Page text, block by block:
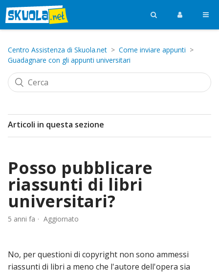
Centro Assistenza di Skuola.net
Come inviare appunti
Guadagnare con gli appunti universitari
Articoli in questa sezione
Posso pubblicare
riassunti di libri
universitari?
5 anni fa Aggiornato
No, per questioni di copyright non sono ammessi
riassunti di libri a meno che l'autore dell'opera sia